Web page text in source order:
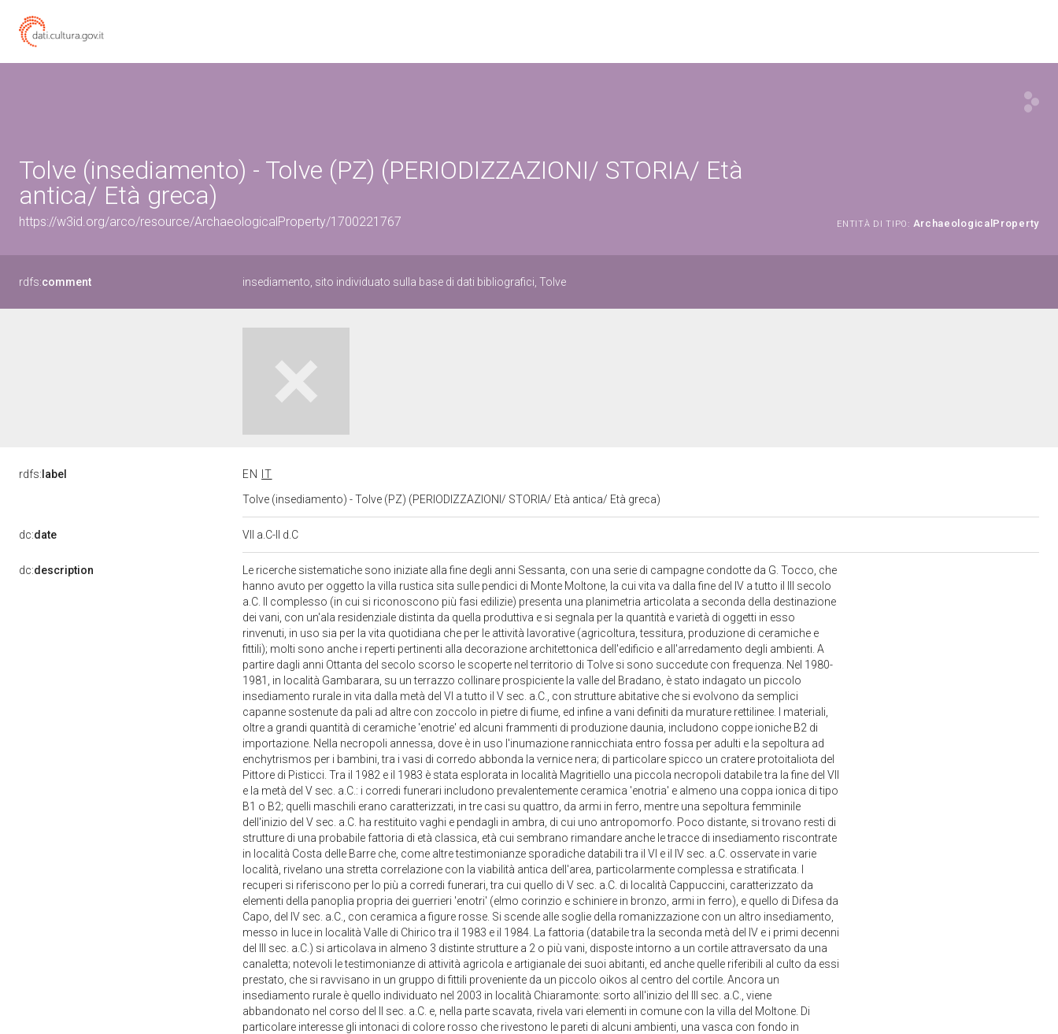
Tolve (insediamento) - Tolve (PZ) (PERIODIZZAZIONI/ STORIA/ Età
antica/ Età greca)
https://w3id.org/arco/resource/ArchaeologicalProperty/1700221767 ENTITÀ DI TIPO: ArchaeologicalProperty
rdfs:comment insediamento, sito individuato sulla base di dati bibliografici, Tolve
rdfs: label EN
IT
Tolve (insediamento) - Tolve (PZ) (PERIODIZZAZIONI/ STORIA/ Età antica/ Età greca)
dc:date VII a.C-II d.C
dc:description
Le ricerche sistematiche sono iniziate alla fine degli anni Sessanta, con una serie di campagne condotte da G. Tocco, che
hanno avuto per oggetto la villa rustica sita sulle pendici di Monte Moltone, la cui vita va dalla fine del IV a tutto il III secolo
a.C. Il complesso (in cui si riconoscono più fasi edilizie) presenta una planimetria articolata a seconda della destinazione
dei vani, con un'ala residenziale distinta da quella produttiva e si segnala per la quantità e varietà di oggetti in esso
rinvenuti, in uso sia per la vita quotidiana che per le attività lavorative (agricoltura, tessitura, produzione di ceramiche e
fittili); molti sono anche i reperti pertinenti alla decorazione architettonica dell'edificio e all'arredamento degli ambienti. A
partire dagli anni Ottanta del secolo scorso le scoperte nel territorio di Tolve si sono succedute con frequenza. Nel 1980-
1981, in località Gambarara, su un terrazzo collinare prospiciente la valle del Bradano, è stato indagato un piccolo
insediamento rurale in vita dalla metà del VI a tutto il V sec. a.C., con strutture abitative che si evolvono da semplici
capanne sostenute da pali ad altre con zoccolo in pietre di fiume, ed infine a vani definiti da murature rettilinee. I materiali,
oltre a grandi quantità di ceramiche 'enotrie' ed alcuni frammenti di produzione daunia, includono coppe ioniche B2 di
importazione. Nella necropoli annessa, dove è in uso l'inumazione rannicchiata entro fossa per adulti e la sepoltura ad
enchytrismos per i bambini, tra i vasi di corredo abbonda la vernice nera; di particolare spicco un cratere protoitaliota del
Pittore di Pisticci. Tra il 1982 e il 1983 è stata esplorata in località Magritiello una piccola necropoli databile tra la fine del VII
e la metà del V sec. a.C.: i corredi funerari includono prevalentemente ceramica 'enotria' e almeno una coppa ionica di tipo
B1 o B2; quelli maschili erano caratterizzati, in tre casi su quattro, da armi in ferro, mentre una sepoltura femminile
dell'inizio del V sec. a.C. ha restituito vaghi e pendagli in ambra, di cui uno antropomorfo. Poco distante, si trovano resti di
strutture di una probabile fattoria di età classica, età cui sembrano rimandare anche le tracce di insediamento riscontrate
in località Costa delle Barre che, come altre testimonianze sporadiche databili tra il VI e il IV sec. a.C. osservate in varie
località, rivelano una stretta correlazione con la viabilità antica dell'area, particolarmente complessa e stratificata. I
recuperi si riferiscono per lo più a corredi funerari, tra cui quello di V sec. a.C. di località Cappuccini, caratterizzato da
elementi della panoplia propria dei guerrieri 'enotri' (elmo corinzio e schiniere in bronzo, armi in ferro), e quello di Difesa da
Capo, del IV sec. a.C., con ceramica a figure rosse. Si scende alle soglie della romanizzazione con un altro insediamento,
messo in luce in località Valle di Chirico tra il 1983 e il 1984. La fattoria (databile tra la seconda metà del IV e i primi decenni
del III sec. a.C.) si articolava in almeno 3 distinte strutture a 2 o più vani, disposte intorno a un cortile attraversato da una
canaletta; notevoli le testimonianze di attività agricola e artigianale dei suoi abitanti, ed anche quelle riferibili al culto da essi
prestato, che si ravvisano in un gruppo di fittili proveniente da un piccolo oikos al centro del cortile. Ancora un
insediamento rurale è quello individuato nel 2003 in località Chiaramonte: sorto all'inizio del III sec. a.C., viene
abbandonato nel corso del II sec. a.C. e, nella parte scavata, rivela vari elementi in comune con la villa del Moltone. Di
particolare interesse gli intonaci di colore rosso che rivestono le pareti di alcuni ambienti, una vasca con fondo in